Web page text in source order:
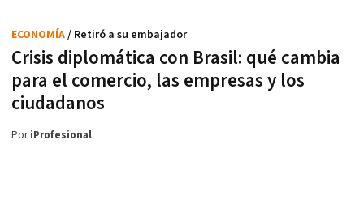
Crisis diplomática con Brasil: qué cambia
para el comercio, las empresas y los
ciudadanos
ECONOMÍA/ Retiró a su embajador
PoriProfesional